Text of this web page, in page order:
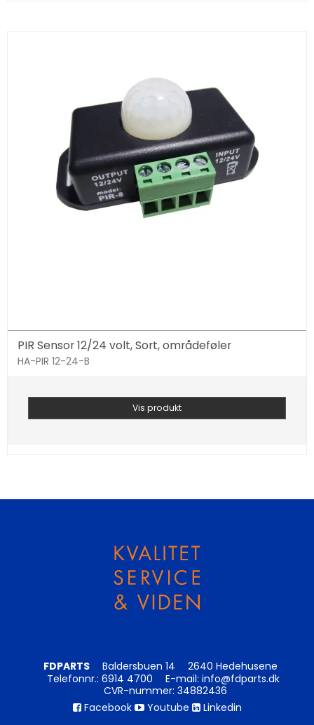
PIR Sensor 12/24 volt, Sort, områdeføler
HA-PIR 12-24-B
Vis produkt
FDPARTS Baldersbuen 14
2640 Hedehusene
Telefonnr.: 6914 4700 E-mail: info@fdparts.dk
CVR-nummer: 34882436
Facebook
Youtube Linkedin